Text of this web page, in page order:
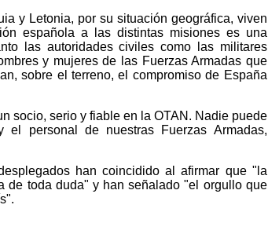
y Letonia, por su situación geográfica, viven
española a las distintas misiones es una
las autoridades civiles como las militares
y mujeres de las Fuerzas Armadas que
sobre el terreno, el compromiso de España
socio, serio y fiable en la OTAN. Nadie puede
personal de nuestras Fuerzas Armadas,
han coincidido al afirmar que "la
de toda duda" y han señalado "el orgullo que